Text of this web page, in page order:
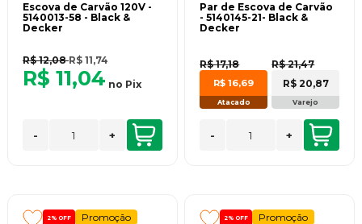
Escova de Carvão 120V -
5140013-58 - Black &
Decker
R$ 12,08R$ 11,74
R$ 11,04 no Pix
- +
Par de Escova de Carvão
- 5140145-21- Black &
Decker
R$ 17,18
R$ 16,69
Atacado
R$ 21,47
R$ 20,87
Varejo
- +
2% OFF Promoção 2% OFF Promoção